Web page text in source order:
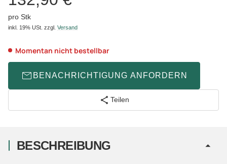
pro Stk
inkl. 19% USt. zzgl. Versand
Momentan nicht bestellbar
BENACHRICHTIGUNG ANFORDERN
Teilen
BESCHREIBUNG